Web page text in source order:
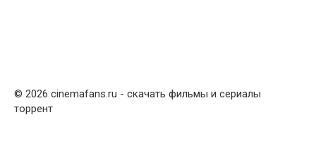
© 2026 cinemafans ru - скачать фильмы и сериалы
торрент